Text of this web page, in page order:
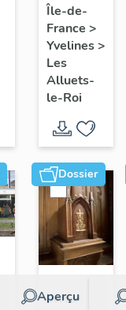
l'église
Saint-
Nicolas
Saint-
Nicolas
Île-de-
France >
Yvelines>
Les
Alluets-
le-Roi
Dossier
Aperçu
Dossier